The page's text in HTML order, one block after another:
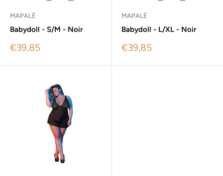
MAPALÉ
Babydoll - S/M - Noir
Sale
€39,85
MAPALÉ
Babydoll - L/XL - Noir
Sale
€39,85